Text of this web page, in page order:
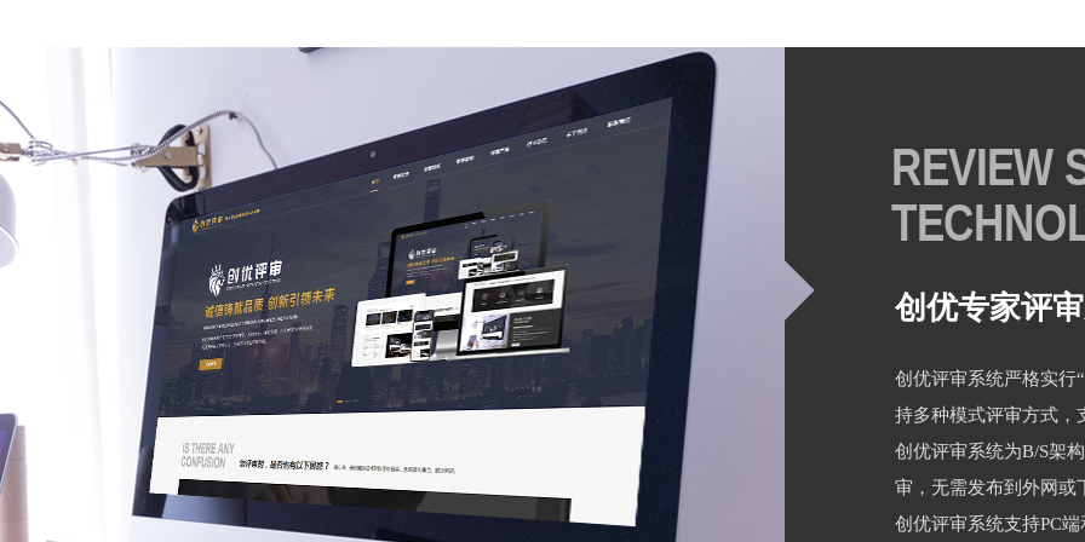
REVIEW
创优专家评
创优评审系统严格实行
持多种模式评审方式，
创优评审系统为B/S架
审，无需发布到外网或
创优评审系统支持PC